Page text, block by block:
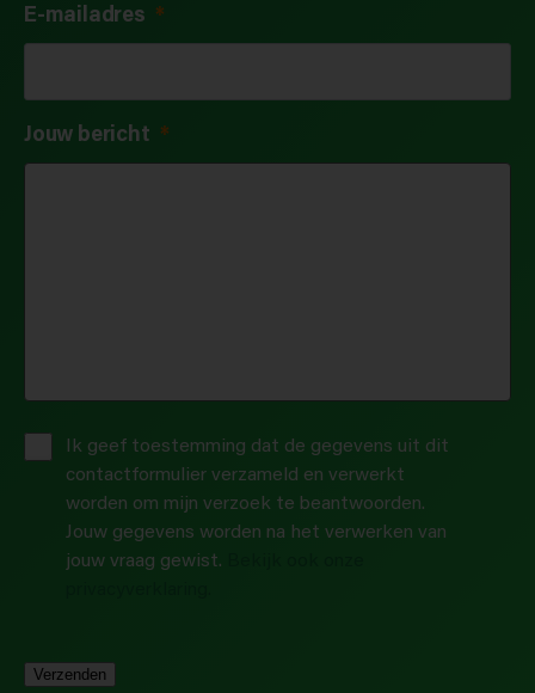
E-mailadres *
Jouw bericht *
Privacybeleid *
Ik geef toestemming dat de gegevens uit dit
contactformulier verzameld en verwerkt
worden om mijn verzoek te beantwoorden.
Jouw gegevens worden na het verwerken van
jouw vraag gewist.
Verzenden